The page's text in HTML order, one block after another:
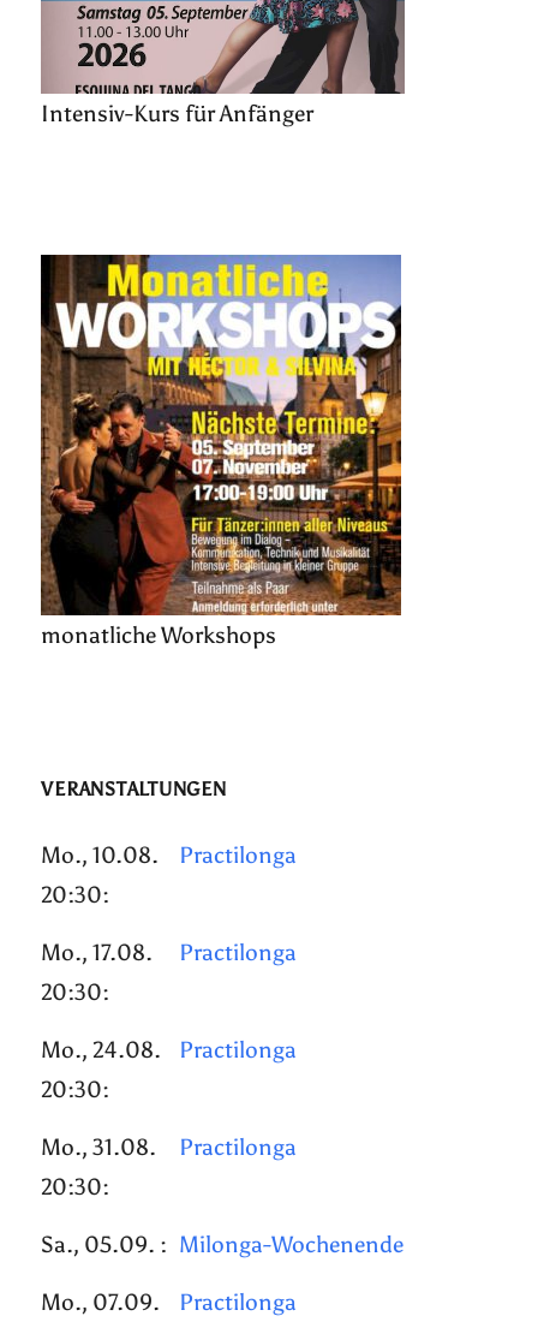
Intensiv-Kurs für Anfänger
monatliche Workshops
VERANSTALTUNGEN
Mo., 10.08.
20:30:
Practilonga
Mo., 17.08.
20:30:
Practilonga
Mo., 24.08.
20:30:
Practilonga
Mo., 31.08.
20:30:
Practilonga
Sa., 05.09. : Milonga-Wochenende
Mo., 07.09.
Practilonga